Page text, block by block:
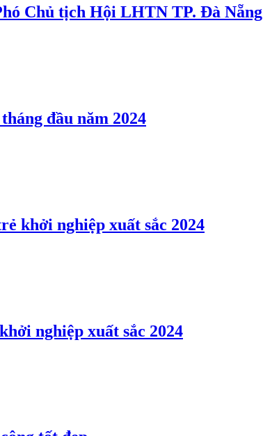
Chủ tịch Hội LHTN TP. Đà Nẵng
đầu năm 2024
khởi nghiệp xuất sắc 2024
nghiệp xuất sắc 2024